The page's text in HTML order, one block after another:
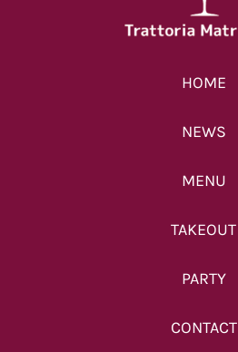
HOME
NEWS
MENU
TAKEOUT
PARTY
CONTACT